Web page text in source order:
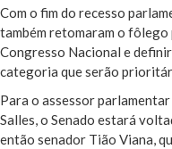
Com o fim do recesso
também retomaram o
Congresso Nacional e
categoria que serão
Para o assessor
Salles, o Senado estará
então senador Tião Viana,